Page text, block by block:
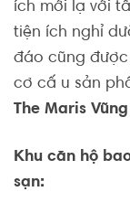
ích mới lạ với
tiện ích nghỉ
đáo cũng
cơ cấ u sản
The Maris
Khu căn hộ
sạn: